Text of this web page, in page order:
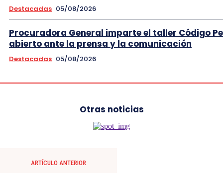
Destacadas 05/08/2026
Procuradora General imparte el taller Código
abierto ante la prensa y la comunicación
Destacadas 05/08/2026
Otras noticias
ARTÍCULO ANTERIOR